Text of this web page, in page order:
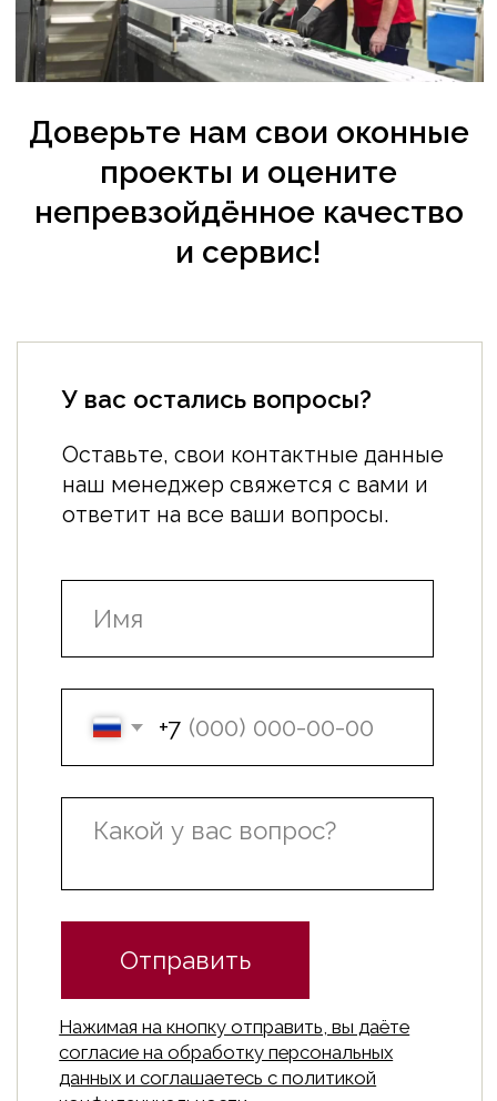
Политика конфиденциальности
О нас
Строителям
Дизайнерам
и архитекторам
Частным лицам
Производство
Карьера (вакансии)
Документация
Доставка
Разработчик сайта